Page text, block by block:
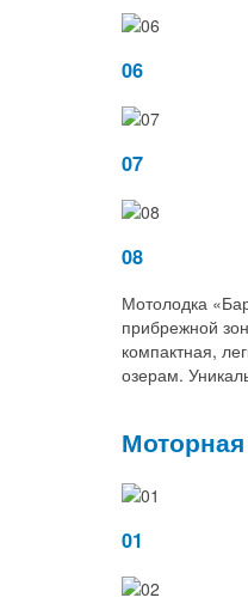
06
07
08
Мотолодка
прибрежной
компактная,
озерам.
01